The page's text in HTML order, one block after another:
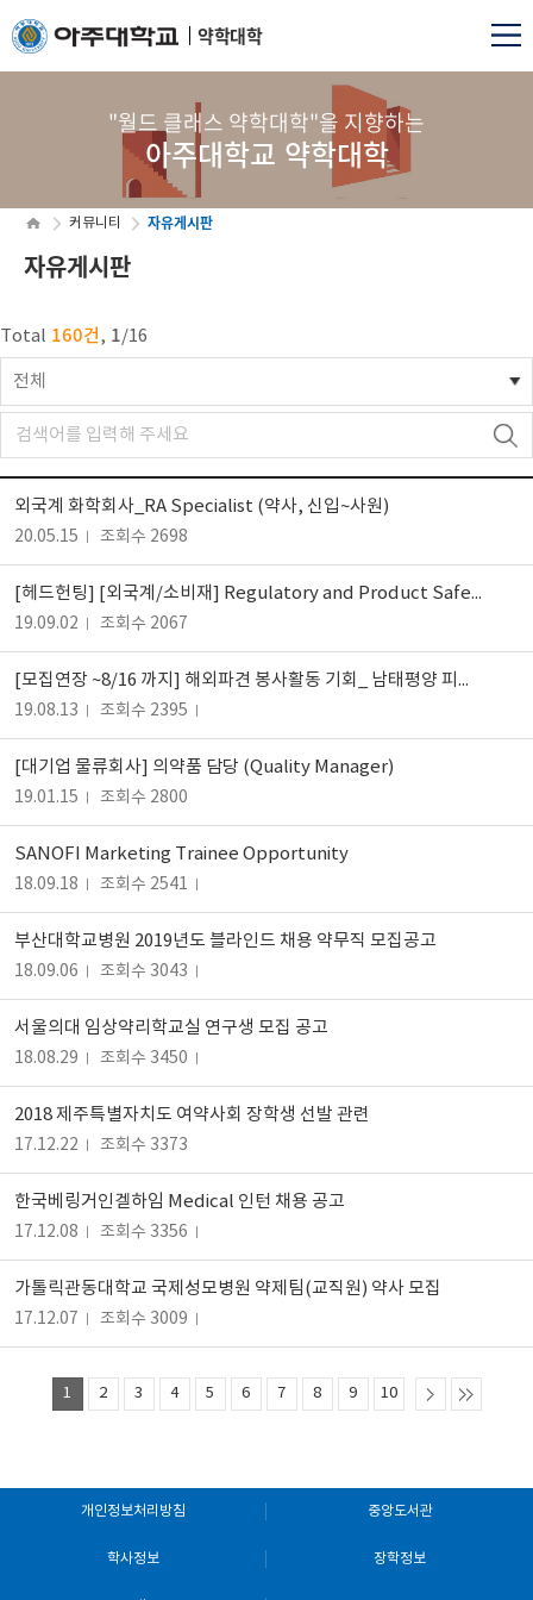
약학대학
"월드 클래스 약학대학"을 지향하는
아주대학교 약학대학
커뮤니티 자유게시판
자유게시판
Total 160건, 1/16
전체
외국계 화학회사_RA Specialist (약사, 신입~사원)
20.05.15 조회수 2698
[헤드헌팅] [외국계/소비재] Regulatory and Product Safety Analyst (사원~대리급, 서울 근무)
19.09.02 조회수 2067
[모집연장 ~8/16 까지] 해외파견 봉사활동 기회_ 남태평양 피지 월드프렌즈 KOICA 프로젝트 봉사단 2기 모집
19.08.13 조회수 2395
[대기업 물류회사] 의약품 담당 (Quality Manager)
19.01.15 조회수 2800
SANOFI Marketing Trainee Opportunity
18.09.18 조회수 2541
부산대학교병원 2019년도 블라인드 채용 약무직 모집공고
18.09.06 조회수 3043
서울의대 임상약리학교실 연구생 모집 공고
18.08.29 조회수 3450
2018 제주특별자치도 여약사회 장학생 선발 관련
17.12.22 조회수 3373
한국베링거인겔하임 Medical 인턴 채용 공고
17.12.08 조회수 3356
가톨릭관동대학교 국제성모병원 약제팀(교직원) 약사 모집
17.12.07 조회수 3009
1 2 3 4 5 6 7 8 9 10
개인정보처리방침 중앙도서관
학사정보 장학정보